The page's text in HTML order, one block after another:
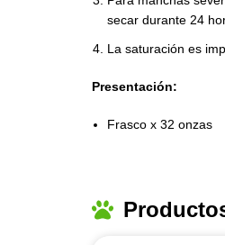
secar durante 24
La saturación es
Presentación:
Frasco x 32 onzas